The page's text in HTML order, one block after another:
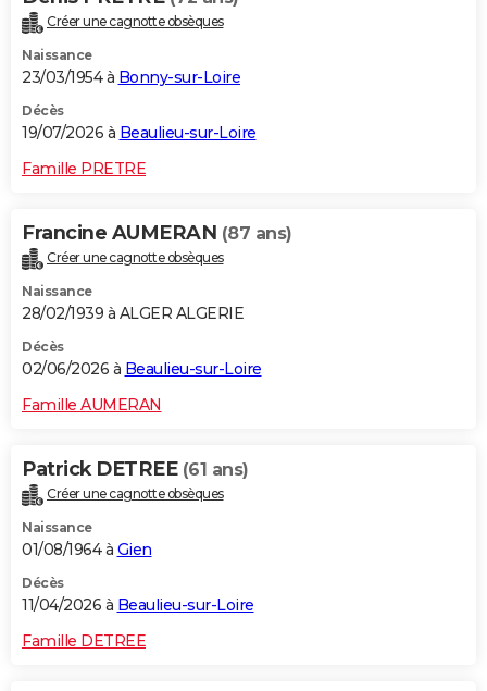
Dictionnaire
Biographies
Citations
Expressions
Proverbes
PROGRAMME TV
COPAINS D'AVANT
S'inscrire
Se connecter
Lycées
Collèges
Primaires
Universités
Entreprises
Service militaire
Avis de recherche
AVIS DE DÉCÈS
Créer une cagnotte obsèques
Naissance
23/03/1954 à Bonny-sur-Loire
Décès
19/07/2026 à Beaulieu-sur-Loire
Famille PRETRE
Francine AUMERAN (87 ans)
Créer une cagnotte obsèques
Naissance
28/02/1939 à ALGER ALGERIE
Décès
02/06/2026 à Beaulieu-sur-Loire
Famille AUMERAN
Patrick DETREE (61 ans)
Créer une cagnotte obsèques
Naissance
01/08/1964 à Gien
Décès
11/04/2026 à Beaulieu-sur-Loire
Famille DETREE